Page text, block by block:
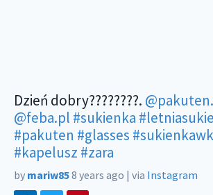
Dzień dobry????????.
@feba.pl #sukienka
#pakuten #glasses
#kapelusz #zara
by mariw858 years ago | via Instagram